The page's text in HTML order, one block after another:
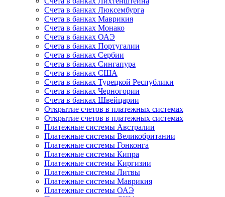
Счета в банках Люксембурга
Счета в банках Маврикия
Счета в банках Монако
Счета в банках ОАЭ
Счета в банках Португалии
Счета в банках Сербии
Счета в банках Сингапура
Счета в банках США
Счета в банках Турецкой Республики
Счета в банках Черногории
Счета в банках Швейцарии
Открытие счетов в платежных системах
Открытие счетов в платежных системах
Платежные системы Австралии
Платежные системы Великобритании
Платежные системы Гонконга
Платежные системы Кипра
Платежные системы Киргизии
Платежные системы Литвы
Платежные системы Маврикия
Платежные системы ОАЭ